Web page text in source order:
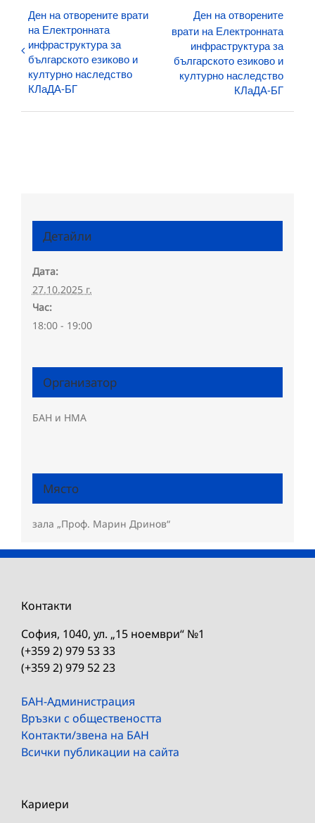
Ден на отворените врати
на Електронната
инфраструктура за
българското езиково и
културно наследство
КЛаДА-БГ
Ден на отворените
врати на Електронната
инфраструктура за
българското езиково и
културно наследство
КЛаДА-БГ
Детайли
Дата:
27.10.2025 г.
Час:
18:00 - 19:00
Организатор
БАН и НМА
Място
зала „Проф. Марин Дринов“
Контакти
София, 1040, ул. „15 ноември“ №1
(+359 2) 979 53 33
(+359 2) 979 52 23
БАН-Администрация
Връзки с обществеността
Контакти/звена на БАН
Всички публикации на сайта
Кариери